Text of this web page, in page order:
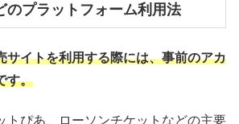
のプラットフォーム利用法
サイトを利用する際には、事前のアカ
す。
トぴあ、ローソンチケットなどの主要